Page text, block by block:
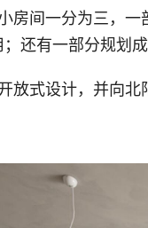
房间一分为三，
还有一部分规划
放式设计，并向北